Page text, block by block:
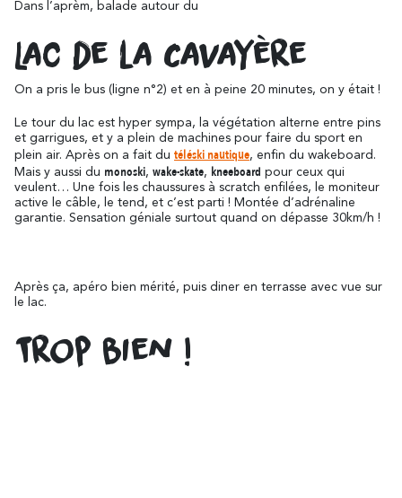
Dans l’aprèm, balade autour du
Lac de la Cavayère
On a pris le bus (ligne n°2) et en à peine 20 minutes, on y était !
Le tour du lac est hyper sympa, la végétation alterne entre pins
et garrigues, et y a plein de machines pour faire du sport en
plein air. Après on a fait du téléski nautique, enfin du wakeboard.
Mais y aussi du monoski, wake-skate, kneeboard pour ceux qui
veulent… Une fois les chaussures à scratch enfilées, le moniteur
active le câble, le tend, et c’est parti ! Montée d’adrénaline
garantie. Sensation géniale surtout quand on dépasse 30km/h !
Après ça, apéro bien mérité, puis diner en terrasse avec vue sur
le lac.
Trop bien !